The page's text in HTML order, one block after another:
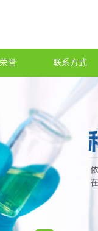
誉 联系方式